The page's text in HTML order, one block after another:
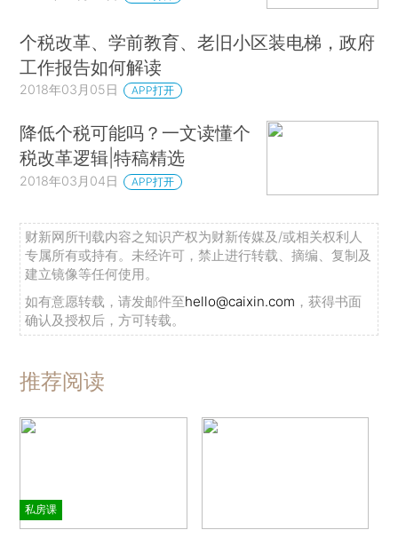
个税改革、学前教育、老旧小区装电梯，政府
工作报告如何解读
2018年03月05日 APP打开
降低个税可能吗？一文读懂个
税改革逻辑|特稿精选
2018年03月04日 APP打开
财新网所刊载内容之知识产权为财新传媒及/或相关权利人
专属所有或持有。未经许可，禁止进行转载、摘编、复制及
建立镜像等任何使用。
如有意愿转载，请发邮件至hello@caixin.com ，获得书面
确认及授权后，方可转载。
推荐阅读
私房课